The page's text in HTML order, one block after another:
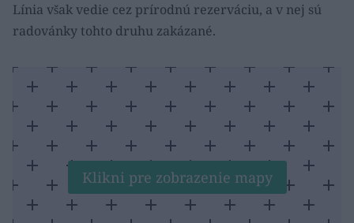
Línia však vedie cez prírodnú rezerváciu, a v nej sú
radovánky tohto druhu zakázané.
Klikni pre zobrazenie mapy